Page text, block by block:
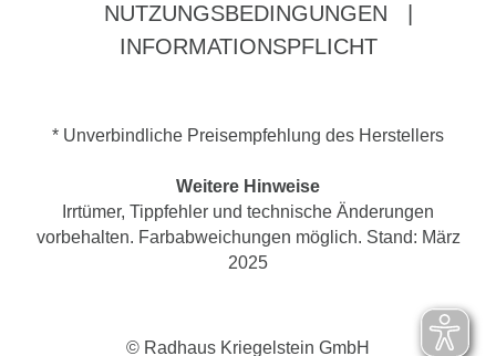
NUTZUNGSBEDINGUNGEN
INFORMATIONSPFLICHT
* Unverbindliche Preisempfehlung des Herstellers
Weitere Hinweise
Irrtümer, Tippfehler und technische Änderungen
vorbehalten. Farbabweichungen möglich. Stand: März
2025
© Radhaus Kriegelstein GmbH